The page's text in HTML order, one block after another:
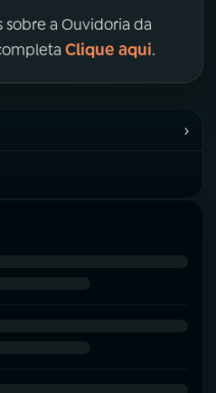
sobre a Ouvidoria da
Clique aqui.
›